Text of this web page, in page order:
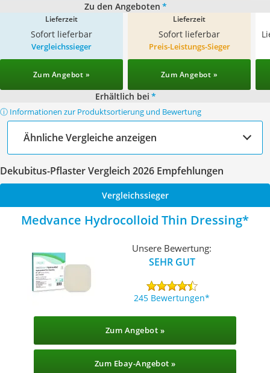
Zu den Angeboten *
Lieferzeit
Sofort lieferbar
Lieferzeit
Sofort lieferbar
Vergleichssieger
Zum Angebot »
Preis-Leistungs-Sieger
Zum Angebot »
Erhältlich bei *
ⓘ Informationen zur Produktsortierung und Bewertung
Ähnliche Vergleiche anzeigen
Dekubitus-Pflaster Vergleich 2026 Empfehlungen
Vergleichssieger
Medvance Hydrocolloid Thin Dressing
Unsere Bewertung:
SEHR GUT
245 Bewertungen
Zum Angebot »
Zum Ebay-Angebot »